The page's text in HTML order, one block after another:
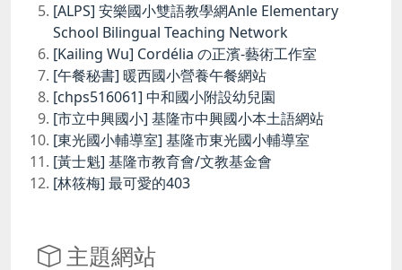
[ALPS] 安樂國小雙語教學網Anle Elementary
School Bilingual Teaching Network
[Kailing Wu] Cordélia の正濱-藝術工作室
[午餐秘書] 暖西國小營養午餐網站
[chps516061] 中和國小附設幼兒園
[市立中興國小] 基隆市中興國小本土語網站
[東光國小輔導室] 基隆市東光國小輔導室
[黃士魁] 基隆市教育會/文教基金會
[林筱梅] 最可愛的403
主題網站